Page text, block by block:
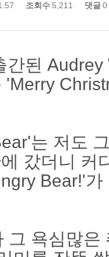
조회수 5,211 댓글0
간된
'Merry
는 저도
갔더니 커
Bear!'
그 욕심많은